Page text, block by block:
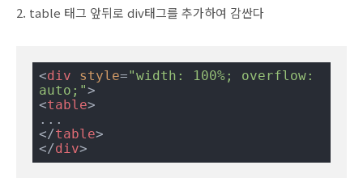
2. table 태그 앞뒤로 div태그를 추가하여 감싼다
<div style="width: 100%; overflow:
auto;">
<table>
</table>
</div>